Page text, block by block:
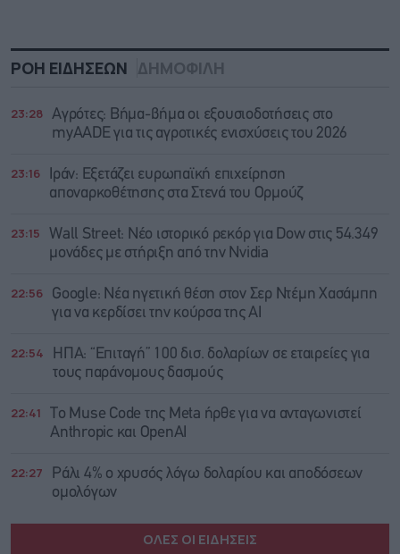
ΡΟΗ ΕΙΔΗΣΕΩΝ ΔΗΜΟΦΙΛΗ
23:28 Αγρότες: Βήμα-βήμα οι εξουσιοδοτήσεις στο
myAADE για τις αγροτικές ενισχύσεις του 2026
23:16
Ιράν: Eξετάζει ευρωπαϊκή επιχείρηση
αποναρκοθέτησης στα Στενά του Ορμούζ
23:15
Wall Street: Νέο ιστορικό ρεκόρ για Dow στις 54.349
μονάδες με στήριξη από την Nvidia
22:56
Google: Νέα ηγετική θέση στον Σερ Ντέμη Χασάμπη
για να κερδίσει την κούρσα της ΑΙ
22:54
ΗΠΑ: “Επιταγή” 100 δισ. δολαρίων σε εταιρείες για
τους παράνομους δασμούς
22:41
Το Muse Code της Meta ήρθε για να ανταγωνιστεί
Anthropic και OpenAI
22:27
Ράλι 4% ο χρυσός λόγω δολαρίου και αποδόσεων
ομολόγων
ΟΛΕΣ ΟΙ ΕΙΔΗΣΕΙΣ